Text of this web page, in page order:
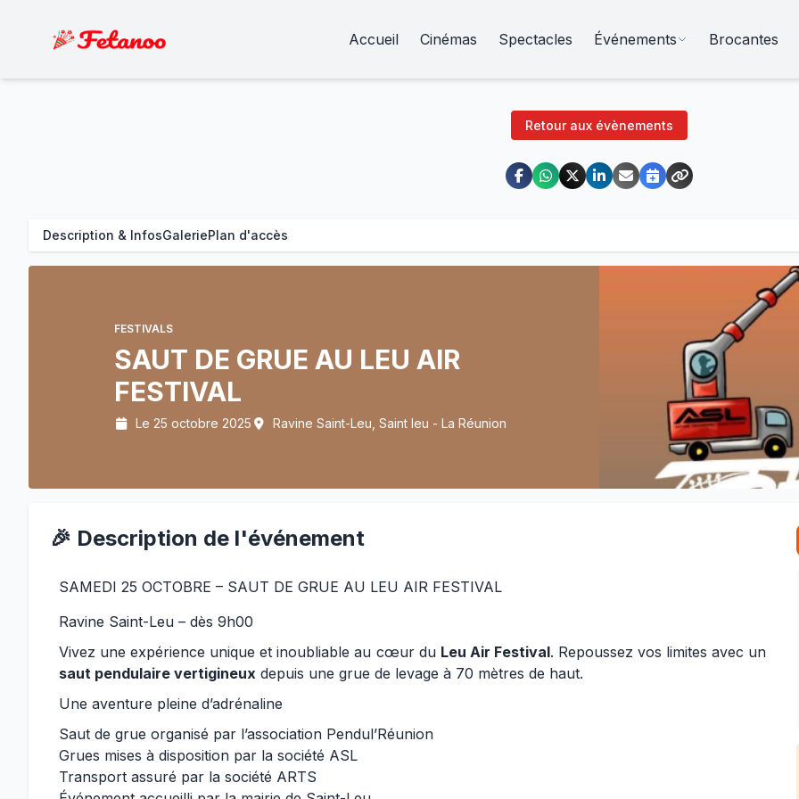
Accueil Cinémas Spectacles Événements Brocantes
Retour aux évènements
Description & InfosGaleriePlan d'accès
FESTIVALS
SAUT DE GRUE AU LEU AIR
FESTIVAL
Le 25 octobre 2025 Ravine Saint-Leu, Saint leu - La Réunion
🎉 Description de l'événement
SAMEDI 25 OCTOBRE – SAUT DE GRUE AU LEU AIR FESTIVAL
Ravine Saint-Leu – dès 9h00
Vivez une expérience unique et inoubliable au cœur du Leu Air Festival. Repoussez vos limites avec un
saut pendulaire vertigineux depuis une grue de levage à 70 mètres de haut.
Une aventure pleine d’adrénaline
Saut de grue organisé par l’association Pendul’Réunion
Grues mises à disposition par la société ASL
Transport assuré par la société ARTS